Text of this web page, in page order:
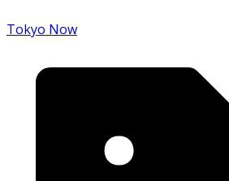
Tokyo Now